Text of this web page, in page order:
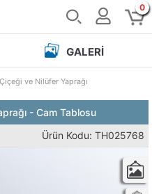
0
GALERI
ve Nilüfer Yaprağı
- Cam Tablosu
Ürün Kodu: TH025768